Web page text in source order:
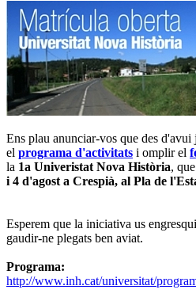
Ens plau anunciar-vos que des d'avui
el programa d'activitats i omplir el
la 1a Univeristat Nova Història,
i 4 d'agost a Crespià, al Pla de
Esperem que la iniciativa us
gaudir-ne plegats ben aviat.
Programa:
http://www.inh.cat/universitat/